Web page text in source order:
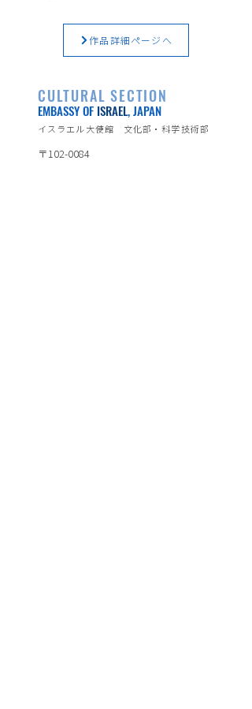
作品詳細ページへ
CULTURAL SECTION
EMBASSY OF ISRAEL, JAPAN
イスラエル大使館 文化部・科学技術部
〒102-0084